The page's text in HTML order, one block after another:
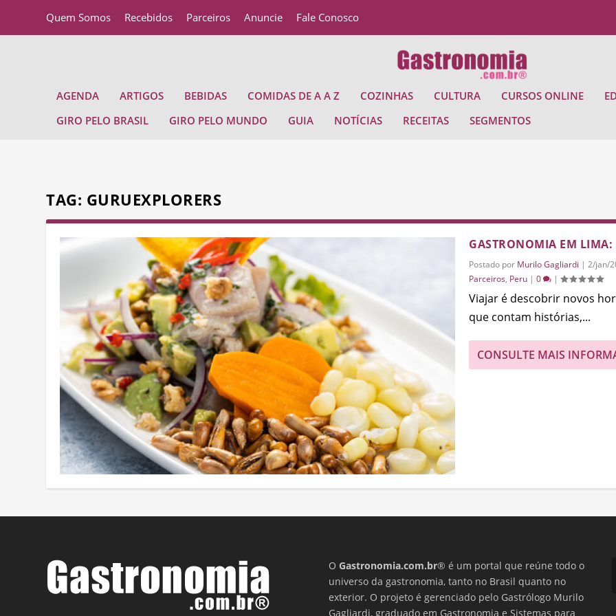
Quem Somos Recebidos Parceiros Anuncie Fale Conosco
AGENDA ARTIGOS BEBIDAS COMIDAS DE A A Z COZINHAS CULTURA CURSOS ONLINE
GIRO PELO BRASIL
GIRO PELO MUNDO GUIA NOTÍCIAS RECEITAS SEGMENTOS
TAG: GURUEXPLORERS
GASTRONOMIA EM LIMA:
Postado por Murilo Gagliardi | 2/jan/
Parceiros, Peru | 0 |
Viajar é descobrir novos
que contam histórias,...
CONSULTE MAIS
OGastronomia.com.br® é um portal que reúne todo o
universo da gastronomia, tanto no Brasil quanto no
exterior. O projeto é gerenciado pelo Gastrólogo Murilo
Gagliardi, graduado em Gastronomia e Sistemas para